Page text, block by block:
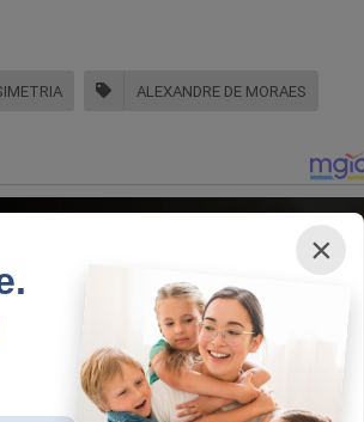
×
ALEXANDRE DE MORAES